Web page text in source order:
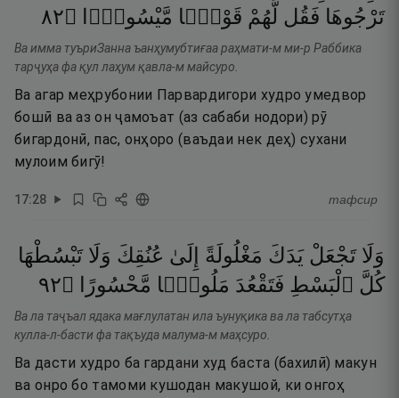
تَرْجُوهَا فَقُل لَّهُمْ قَوْلًۭا مَّيْسُورًۭا ۝٢٨
Ва имма туъриЗанна ъанҳумубтиғаа раҳмати-м ми-р Раббика
тарҷуҳа фа қул лаҳум қавла-м майсуро.
Ва агар меҳрубонии Парвардигори худро умедвор
бошӣ ва аз он ҷамоъат (аз сабаби нодори) рӯ
бигардонӣ, пас, онҳоро (ваъдаи нек деҳ) сухани
мулоим бигӯ!
17:28 тафсир
وَلَا تَجْعَلْ يَدَكَ مَغْلُولَةً إِلَىٰ عُنُقِكَ وَلَا تَبْسُطْهَا
كُلَّ ٱلْبَسْطِ فَتَقْعُدَ مَلُومًۭا مَّحْسُورًا ۝٢٩
Ва ла таҷъал ядака мағлулатан ила ъунуқика ва ла табсутҳа
кулла-л-басти фа тақъуда малума-м маҳсуро.
Ва дасти худро ба гардани худ баста (бахилӣ) макун
ва онро бо тамоми кушодан макушой, ки онгоҳ